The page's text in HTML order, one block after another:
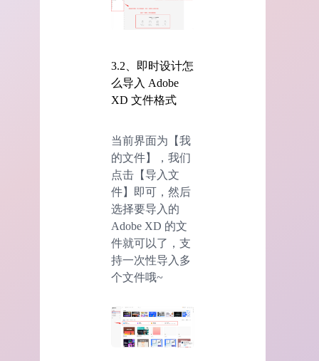
3.2、即时设计怎
么导入 Adobe
XD 文件格式
当前界面为【我
的文件】，我们
点击【导入文
件】即可，然后
选择要导入的
Adobe XD 的文
件就可以了，支
持一次性导入多
个文件哦~